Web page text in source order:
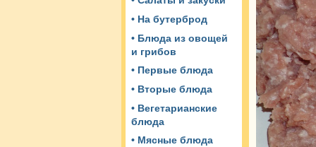
• На бутерброд
• Блюда из овощей
и грибов
• Первые блюда
• Вторые блюда
• Вегетарианские
блюда
• Мясные блюда